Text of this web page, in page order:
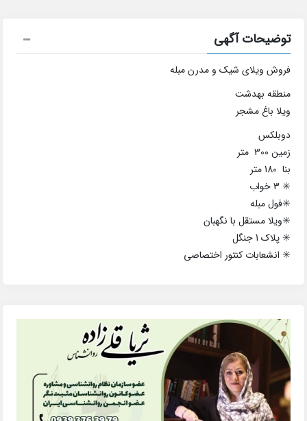
توضیحات آگهی
فروش ویلای شیک و مدرن مبله
منطقه بهدشت
ویلا باغ مشجر
دوبلکس
زمین 300 متر
بنا 180 متر
✳️ 3 خواب
✳️فول مبله
✳️ویلا مستقل با نگهبان
✳️ پلاک 1 جنگل
✳️ انشعابات کنتور اختصاصی